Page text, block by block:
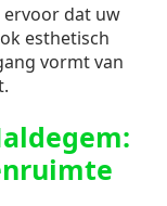
ervoor dat uw
esthetisch
vormt van